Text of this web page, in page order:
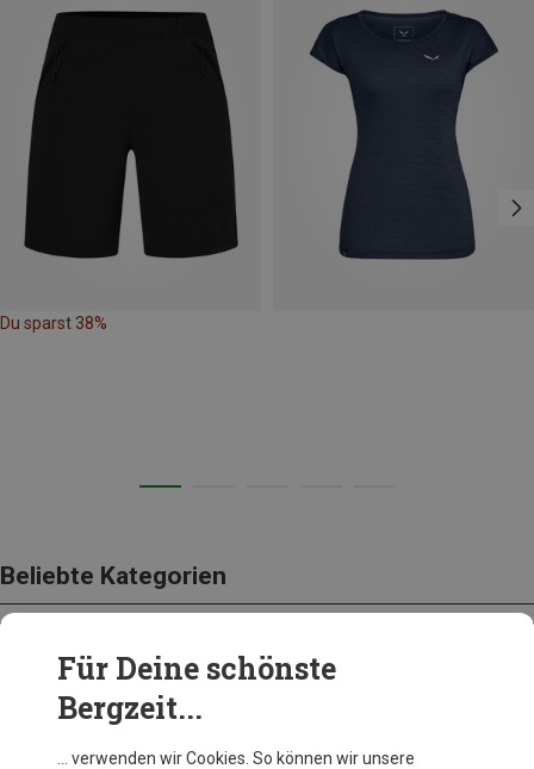
Du sparst 38%
Beliebte Kategorien
BEKLEIDUNG
Für Deine schönste
Bergzeit...
… verwenden wir Cookies. So können wir unsere